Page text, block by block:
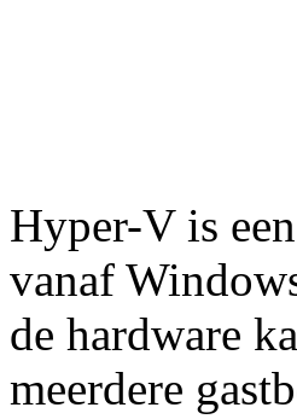
Hyper-V is
vanaf
de hardware
meerdere